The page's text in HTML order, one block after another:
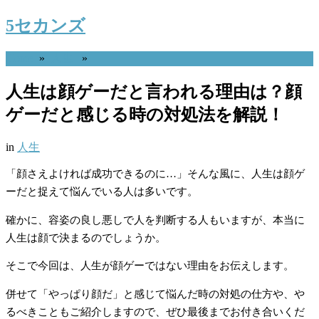
5セカンズ
» »
人生は顔ゲーだと言われる理由は？顔
ゲーだと感じる時の対処法を解説！
in 人生
「顔さえよければ成功できるのに…」そんな風に、人生は顔ゲ
ーだと捉えて悩んでいる人は多いです。
確かに、容姿の良し悪しで人を判断する人もいますが、本当に
人生は顔で決まるのでしょうか。
そこで今回は、人生が顔ゲーではない理由をお伝えします。
併せて「やっぱり顔だ」と感じて悩んだ時の対処の仕方や、や
るべきこともご紹介しますので、ぜひ最後までお付き合いくだ